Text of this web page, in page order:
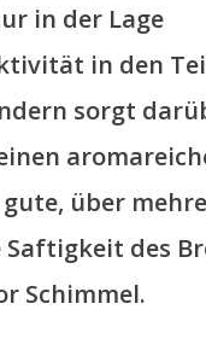
in der Lage
in den
sorgt
gute, über
des
Schimmel.